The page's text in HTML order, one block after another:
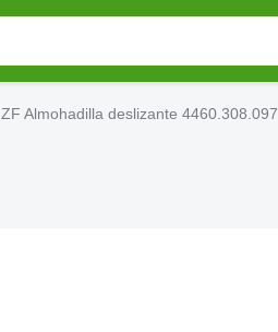
ZF Almohadilla deslizante 4460.308.097